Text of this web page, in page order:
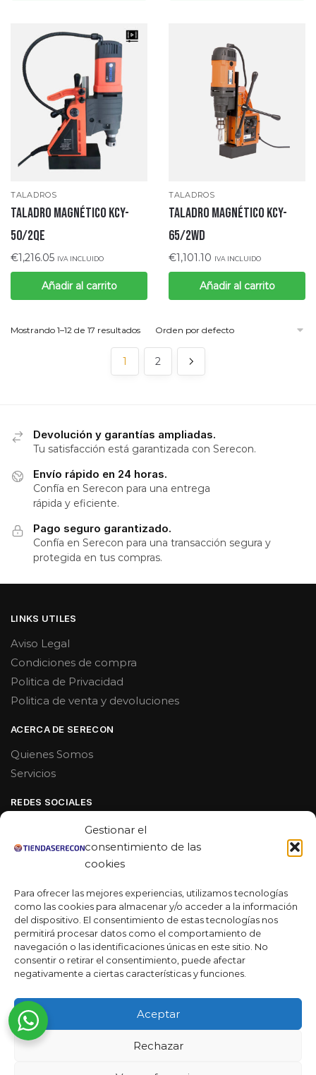
Gestionar el
consentimiento de las
cookies
Para ofrecer las mejores experiencias, utilizamos tecnologías
como las cookies para almacenar y/o acceder a la información
del dispositivo. El consentimiento de estas tecnologías nos
permitirá procesar datos como el comportamiento de
navegación o las identificaciones únicas en este sitio. No
consentir o retirar el consentimiento, puede afectar
negativamente a ciertas características y funciones.
Aceptar
Rechazar
TALADROS
TALADRO MAGNÉTICO KCY-
50/2QE
€1,216.05 IVA INCLUIDO
Añadir al carrito
TALADROS
TALADRO MAGNÉTICO KCY-
65/2WD
€1,101.10 IVA INCLUIDO
Añadir al carrito
Mostrando 1–12 de 17 resultados
1 2
Devolución y garantías ampliadas.
Tu satisfacción está garantizada con Serecon.
Envío rápido en 24 horas.
Confía en Serecon para una entrega
rápida y eficiente.
Pago seguro garantizado.
Confía en Serecon para una transacción segura y
protegida en tus compras.
LINKS UTILES
Aviso Legal
Condiciones de compra
Politica de Privacidad
Politica de venta y devoluciones
ACERCA DE SERECON
Quienes Somos
Servicios
REDES SOCIALES
Linkedin
MAS DE 50 RESEÑAS
★★★★★
La verdad es que fue una compra muy económica, la
día. ¡Estoy muy satisfecha con la atención al cliente y el
servicio!
Desarrollado por